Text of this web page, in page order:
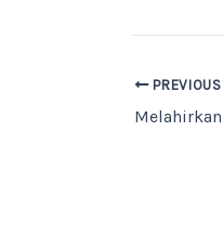
PREVIOUS